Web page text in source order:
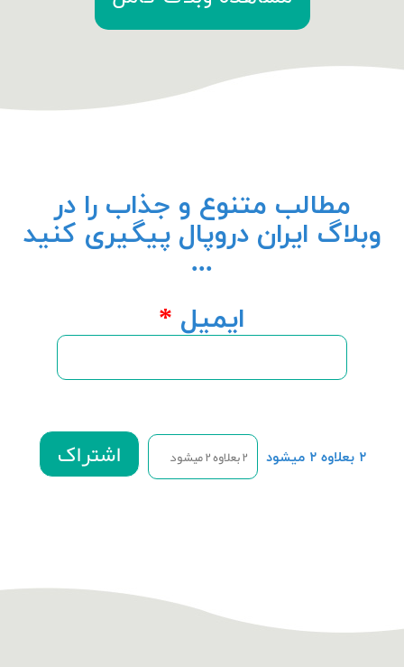
مطالب متنوع و جذاب را در
وبلاگ ایران دروپال پیگیری کنید
...
ایمیل *
۲ بعلاوه ۲ میشود